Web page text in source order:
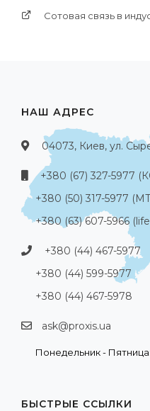
Сотовая связь в
НАШ АДРЕС
04073, Киев, ул.
+380 (67) 327-5977
+380 (50) 317-5977
+380 (63) 607-5966
+380 (44) 467-5977
+380 (44) 599-5977
+380 (44) 467-5978
ask@proxis.ua
Понедельник - Пятница:
БЫСТРЫЕ ССЫЛКИ